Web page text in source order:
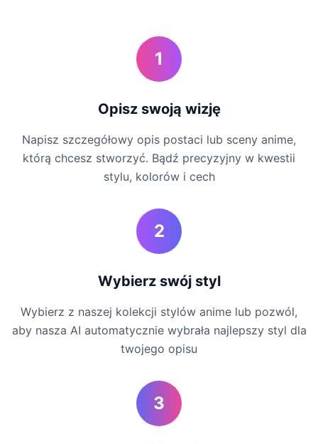
1
Opisz swoją wizję
Napisz szczegółowy opis postaci lub sceny anime,
którą chcesz stworzyć. Bądź precyzyjny w kwestii
stylu, kolorów i cech
2
Wybierz swój styl
Wybierz z naszej kolekcji stylów anime lub pozwól,
aby nasza AI automatycznie wybrała najlepszy styl dla
twojego opisu
3